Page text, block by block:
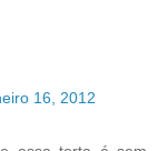
16, 2012